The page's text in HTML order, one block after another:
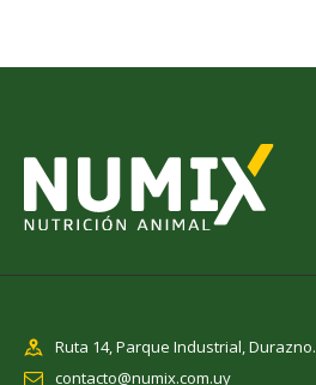
Ruta 14, Parque Industrial, Durazno.
contacto@numix.com.uy